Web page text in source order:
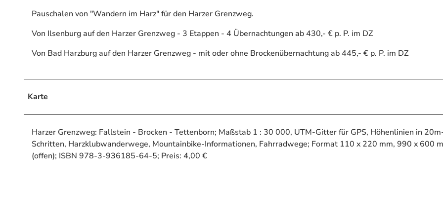
Pauschalen von "Wandern im Harz" für den Harzer Grenzweg.
Von Ilsenburg auf den Harzer Grenzweg - 3 Etappen - 4 Übernachtungen ab 430,- € p. P. im DZ
Von Bad Harzburg auf den Harzer Grenzweg - mit oder ohne Brockenübernachtung ab 445,- € p. P. im DZ
Karte
Harzer Grenzweg: Fallstein - Brocken - Tettenborn; Maßstab 1 : 30 000, UTM-Gitter für GPS, Höhenlinien in
Schritten, Harzklubwanderwege, Mountainbike-Informationen, Fahrradwege; Format 110 x 220 mm, 990 x 600
(offen); ISBN 978-3-936185-64-5; Preis: 4,00 €